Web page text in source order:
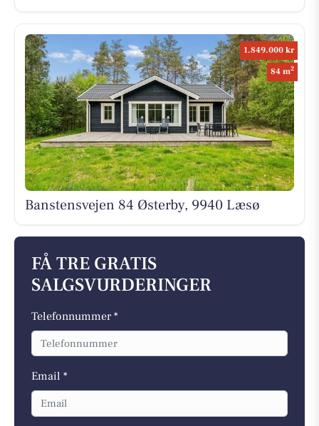
1.849.000 kr
84 m2
Banstensvejen 84 Østerby, 9940 Læsø
FÅ TRE GRATIS
SALGSVURDERINGER
Telefonnummer *
Email *